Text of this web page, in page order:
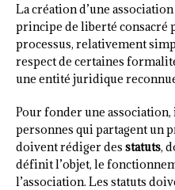
La création d’une
principe de liberté consacré
processus, relativement
respect de certaines
une entité juridique
Pour fonder une
personnes qui partagent un
doivent rédiger des statuts,
définit l’objet, le
l’association. Les statuts